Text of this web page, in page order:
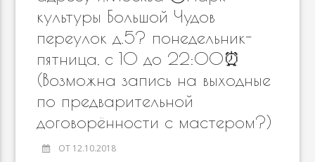
культуры Большой Чудов
переулок д.5? понедельник-
пятница, с 10 до 22:00⏰
(Возможна запись на выходные
по предварительной
договорённости с мастером?)
ОТ 12.10.2018